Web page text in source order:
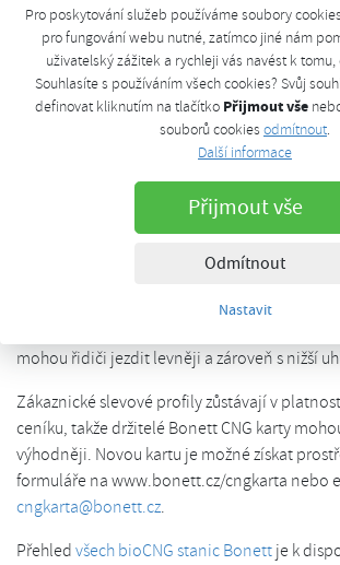
Pro poskytování služeb používáme soubory
pro fungování webu nutné, zatímco jiné nám
uživatelský zážitek a rychleji vás navést k
Souhlasíte s používáním všech cookies? Svůj
definovat kliknutím na tlačítko Přijmout vše
souborů cookies odmítnout.
Další informace
Přijmout vše
Odmítnout
Nastavit
Cena bioCNG na
stanicích klesá na
neděle, 30. listopadu 2025, 16:10
Od 4. prosince 2025 dochází ke snížení ceny
pražských stanicích Bonett, včetně
cena činí 37,37 Kč/kg včetně DPH.
udržitelnému provozu vozidel na obnovitelné
mohou řidiči jezdit levněji a zároveň s nižší
Zákaznické slevové profily zůstávají v
ceníku, takže držitelé Bonett CNG karty
výhodněji. Novou kartu je možné získat
formuláře na www.bonett.cz/cngkarta nebo
cngkarta@bonett.cz.
Přehled všech bioCNG stanic Bonett je k